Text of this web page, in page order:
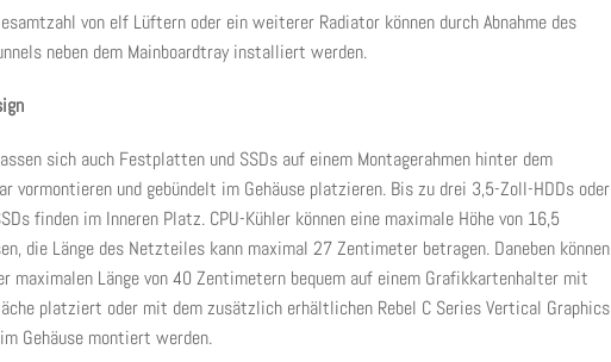
von elf Lüftern oder ein weiterer Radiator können durch Abnahme des
neben dem Mainboardtray installiert werden.
sich auch Festplatten und SSDs auf einem Montagerahmen hinter dem
vormontieren und gebündelt im Gehäuse platzieren. Bis zu drei 3,5-Zoll-HDDs oder
finden im Inneren Platz. CPU-Kühler können eine maximale Höhe von 16,5
die Länge des Netzteiles kann maximal 27 Zentimeter betragen. Daneben können
maximalen Länge von 40 Zentimetern bequem auf einem Grafikkartenhalter mit
platziert oder mit dem zusätzlich erhältlichen Rebel C Series Vertical Graphics
Gehäuse montiert werden.